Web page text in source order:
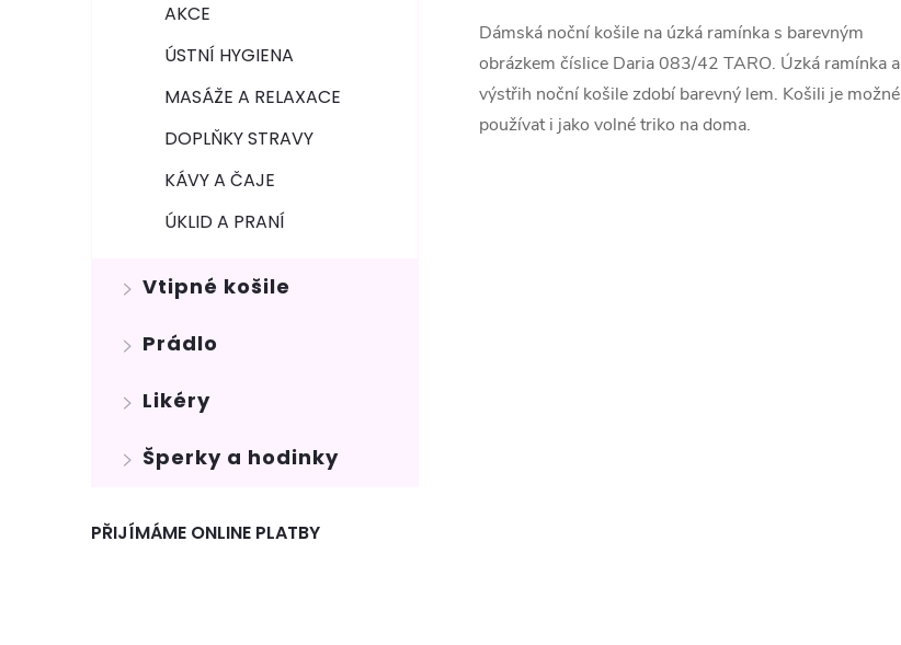
AKCE
ÚSTNÍ HYGIENA
MASÁŽE A RELAXACE
DOPLŇKY STRAVY
KÁVY A ČAJE
ÚKLID A PRANÍ
Vtipné košile
Prádlo
Likéry
Šperky a hodinky
PŘIJÍMÁME ONLINE PLATBY
Dámská noční košile na úzká ramínka s barevným
obrázkem číslice Daria 083/42 TARO. Úzká ramínka a
výstřih noční košile zdobí barevný lem. Košili je možné
používat i jako volné triko na doma.